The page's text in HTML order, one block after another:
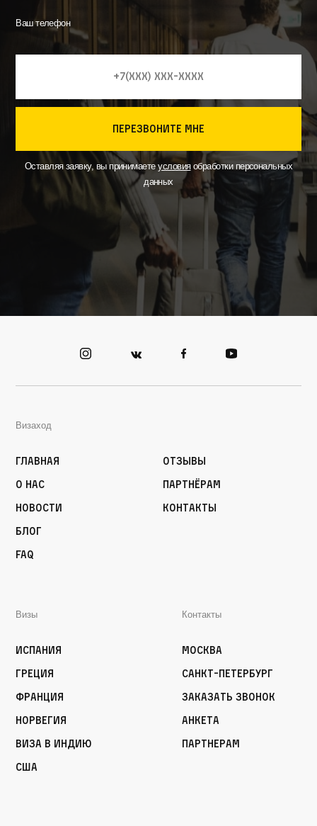
Ваш телефон
перезвоните мне
Оставляя заявку, вы принимаетеусловияобработки персональных
данных
Визаход
Главная
О нас
Новости
Блог
FAQ
Отзывы
Партнёрам
Контакты
Визы
Испания
Греция
Франция
Норвегия
Виза в Индию
США
Контакты
Москва
Санкт-Петербург
Заказать звонок
Анкета
Партнерам